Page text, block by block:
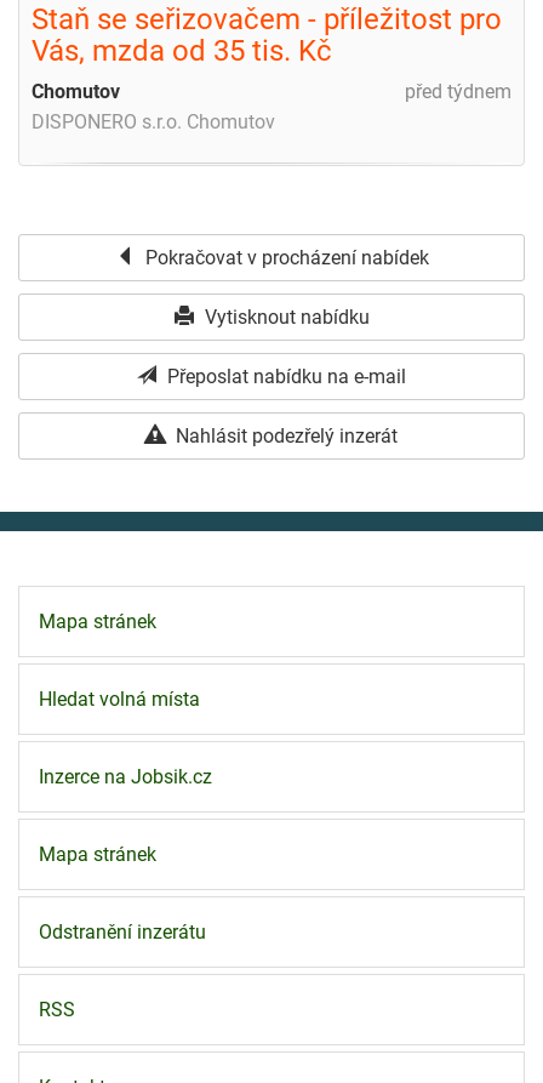
Staň se seřizovačem - příležitost pro
Vás, mzda od 35 tis. Kč
před týdnem
Chomutov
DISPONERO s.r.o. Chomutov
Pokračovat v procházení nabídek
Vytisknout nabídku
Přeposlat nabídku na e-mail
Nahlásit podezřelý inzerát
Mapa stránek
Hledat volná místa
Inzerce na Jobsik.cz
Mapa stránek
Odstranění inzerátu
RSS